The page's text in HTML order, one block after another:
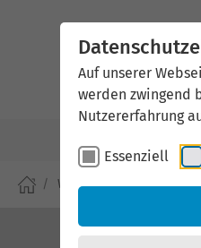
Auf unserer
werden zwingend
Nutzererfahrung
Essenziell
Aktuelles
Wirtschaftsförderung